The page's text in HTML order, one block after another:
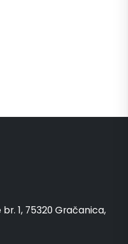
1, 75320 Gračanica,